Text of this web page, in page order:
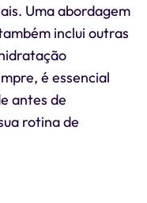
Uma abordagem
inclui outras
é essencial
antes de
rotina de